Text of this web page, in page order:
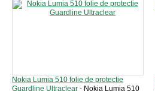
Nokia Lumia 510 folie de protectie
Guardline Ultraclear - Nokia Lumia 510